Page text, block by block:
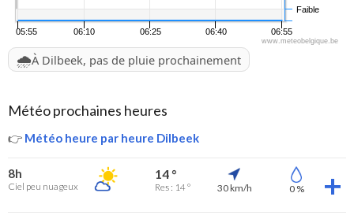
05:55 06:10 06:25 06:40 06:55
Faible
www.meteobelgique.be
🌧️À Dilbeek, pas de pluie prochainement
Météo prochaines heures
👉 Météo heure par heure Dilbeek
8h
Ciel peu nuageux
14 °
Res : 14 ° 30 km/h 0 %